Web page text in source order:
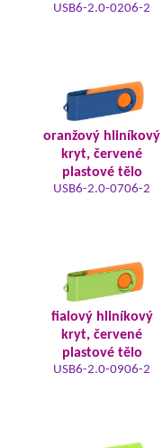
USB6-2.0-0206-2
oranžový hliníkový
kryt, červené
plastové tělo
USB6-2.0-0706-2
fialový hliníkový
kryt, červené
plastové tělo
USB6-2.0-0906-2